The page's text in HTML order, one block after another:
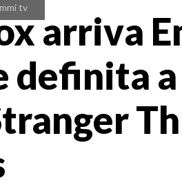
tv
arriva
definita